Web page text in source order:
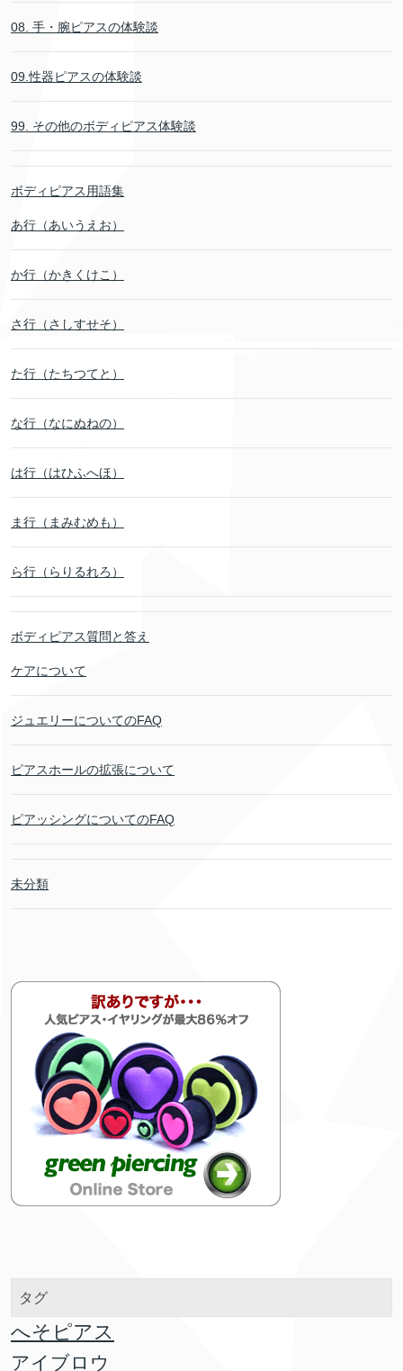
08. 手・腕ピアスの体験談
09.性器ピアスの体験談
99. その他のボディピアス体験談
ボディピアス用語集
あ行（あいうえお）
か行（かきくけこ）
さ行（さしすせそ）
た行（たちつてと）
な行（なにぬねの）
は行（はひふへほ）
ま行（まみむめも）
ら行（らりるれろ）
ボディピアス質問と答え
ケアについて
ジュエリーについてのFAQ
ピアスホールの拡張について
ピアッシングについてのFAQ
未分類
タグ
へそピアス
アイブロウ